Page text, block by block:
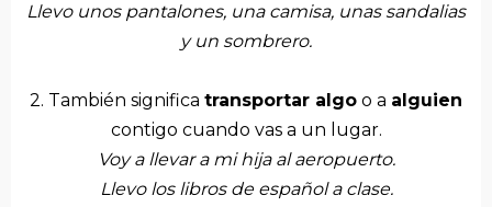
Llevo unos pantalones, una camisa, unas sandalias
y un sombrero.
2. También significa transportar algo o a alguien
contigo cuando vas a un lugar.
Voy a llevar a mi hija al aeropuerto.
Llevo los libros de español a clase.